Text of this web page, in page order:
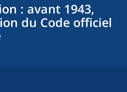
: avant 1943,
du Code officiel